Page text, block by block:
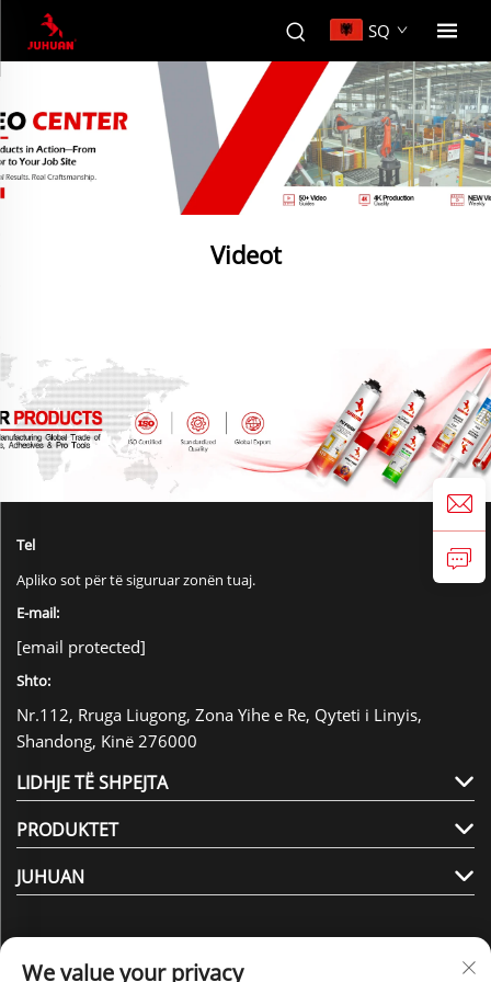
SQ
Videot
Tel
Apliko sot për të siguruar zonën tuaj.
E-mail:
[email protected]
Shto:
Nr.112, Rruga Liugong, Zona Yihe e Re, Qyteti i Linyis,
Shandong, Kinë 276000
LIDHJE TË SHPEJTA
PRODUKTET
JUHUAN
We value your privacy